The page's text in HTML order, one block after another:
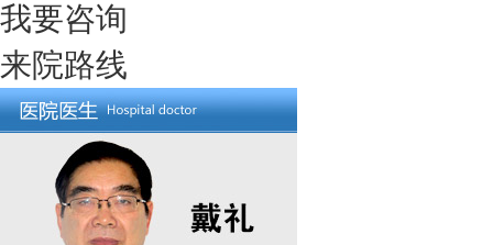
我要咨询
来院路线